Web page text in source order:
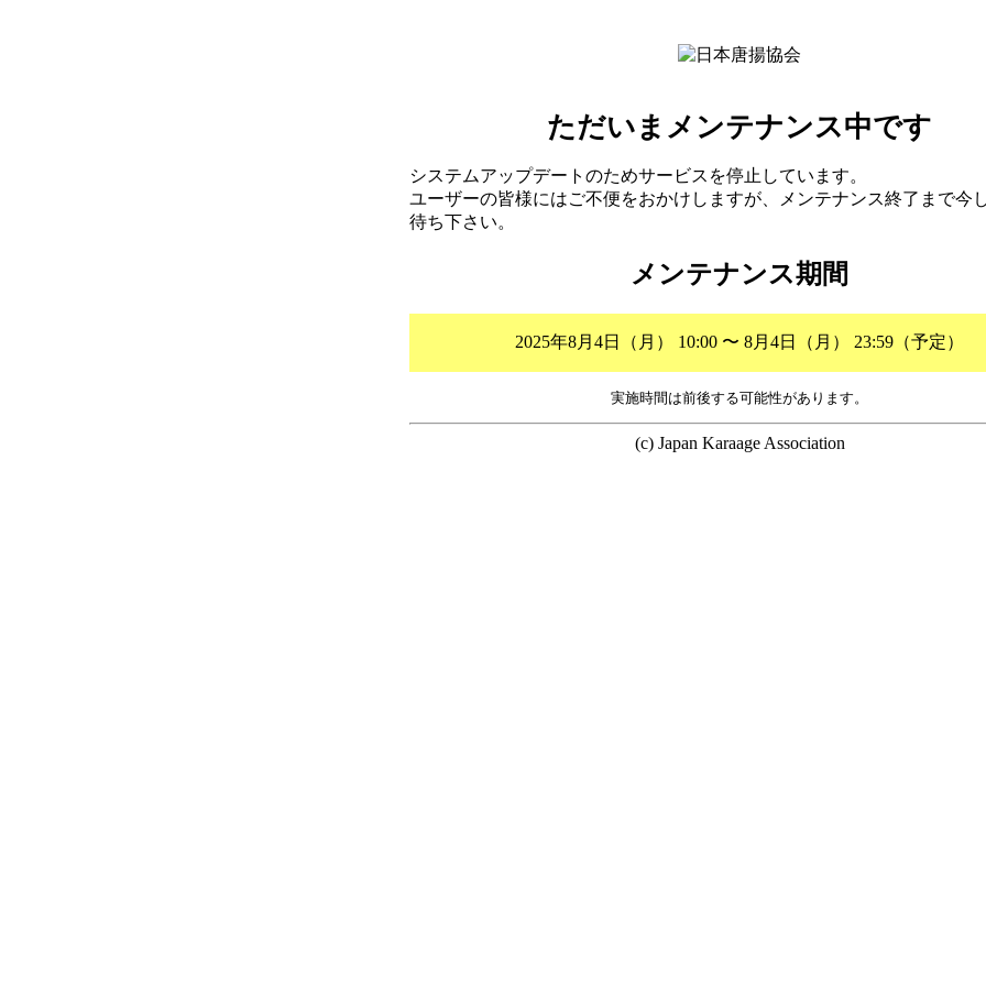
ただいまメンテナンス中です
システムアップデートのためサービスを停止しています。
ユーザーの皆様にはご不便をおかけしますが、メンテナンス終了まで今
待ち下さい。
メンテナンス期間
2025年8月4日（月） 10:00 〜 8月4日（月） 23:59（予定）
実施時間は前後する可能性があります。
(c) Japan Karaage Association